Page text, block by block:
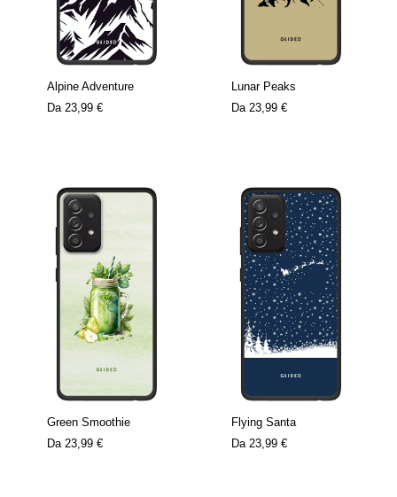
Alpine Adventure
Da 23,99 €
Lunar Peaks
Da 23,99 €
Green Smoothie
Da 23,99 €
Flying Santa
Da 23,99 €